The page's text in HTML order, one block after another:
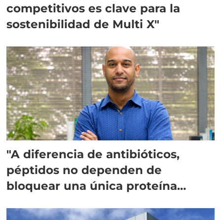
competitivos es clave para la
sostenibilidad de Multi X"
"A diferencia de antibióticos,
péptidos no dependen de
bloquear una única proteína